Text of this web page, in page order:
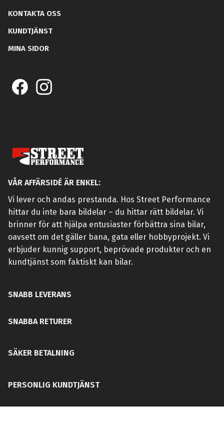
KONTAKTA OSS
KUNDTJÄNST
MINA SIDOR
VÅR AFFÄRSIDÉ ÄR ENKEL:
Vi lever och andas prestanda. Hos Street Performance
hittar du inte bara bildelar – du hittar rätt bildelar. Vi
brinner för att hjälpa entusiaster förbättra sina bilar,
oavsett om det gäller bana, gata eller hobbyprojekt. Vi
erbjuder kunnig support, beprövade produkter och en
kundtjänst som faktiskt kan bilar.
SNABB LEVERANS
SNABBA RETURER
SÄKER BETALNING
PERSONLIG KUNDTJÄNST